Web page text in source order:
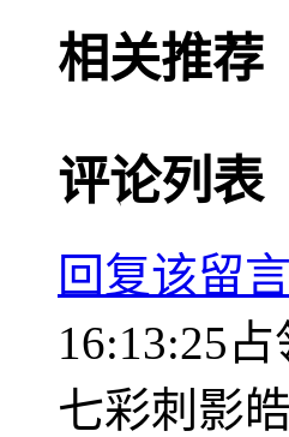
相关推荐
评论列表
回复该留言
16:13:25占
七彩刺影